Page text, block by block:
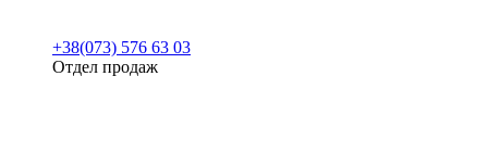
+38(073) 576 63 03
Отдел продаж